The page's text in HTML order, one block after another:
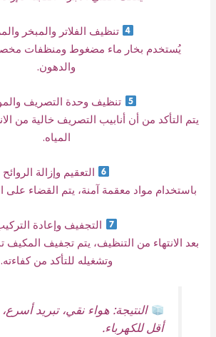
تنظيف الفلاتر والمبخر
يُستخدم بخار ماء مضغوط ومنظفات مخصصة
والدهون.
تنظيف وحدة التصريف
يتم التأكد من أن أنابيب التصريف خالية من
المياه.
التعقيم وإزالة الروائح
باستخدام مواد معقمة آمنة، يتم القضاء على
التجفيف وإعادة
بعد الانتهاء من التنظيف، يتم تجفيف المكيف
وتشغيله للتأكد من كفاءته.
النتيجة: هواء نقي، تبريد
أقل للكهرباء.